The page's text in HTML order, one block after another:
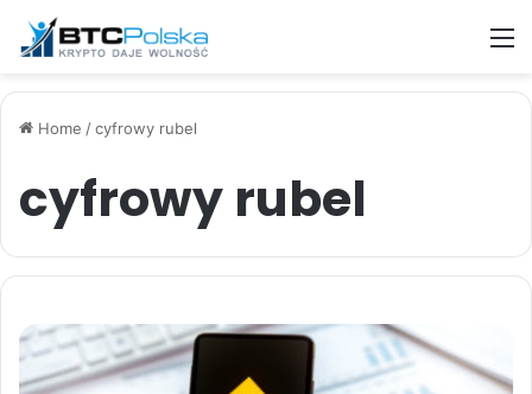
Home /cyfrowy rubel
cyfrowy rubel